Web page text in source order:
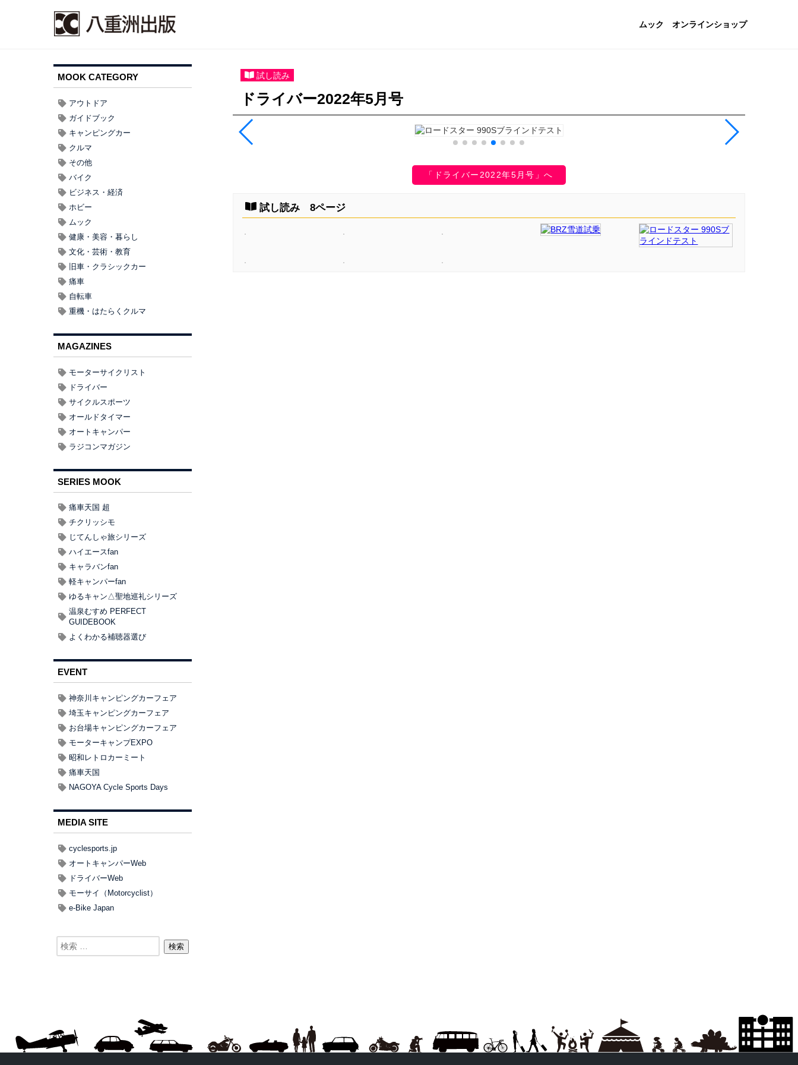
ムック オンラインショップ
試し読み
ドライバー2022年5月号
「ドライバー2022年5月号」へ
試し読み 8ページ
MOOK CATEGORY
アウトドア
ガイドブック
キャンピングカー
クルマ
その他
バイク
ビジネス・経済
ホビー
ムック
健康・美容・暮らし
文化・芸術・教育
旧車・クラシックカー
痛車
自転車
重機・はたらくクルマ
MAGAZINES
モーターサイクリスト
ドライバー
サイクルスポーツ
オールドタイマー
オートキャンパー
ラジコンマガジン
SERIES MOOK
痛車天国 超
チクリッシモ
じてんしゃ旅シリーズ
ハイエースfan
キャラバンfan
軽キャンパーfan
ゆるキャン△聖地巡礼シリーズ
温泉むすめ PERFECT
GUIDEBOOK
よくわかる補聴器選び
EVENT
神奈川キャンピングカーフェア
埼玉キャンピングカーフェア
お台場キャンピングカーフェア
モーターキャンプEXPO
昭和レトロカーミート
痛車天国
NAGOYA Cycle Sports Days
MEDIA SITE
cyclesports.jp
オートキャンパーWeb
ドライバーWeb
モーサイ（Motorcyclist）
e-Bike Japan